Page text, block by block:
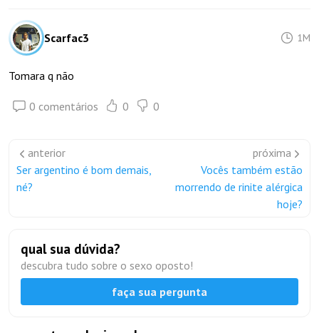
Scarfac3 1M
Tomara q não
0 comentários 0 0
anterior
Ser argentino é bom demais,
né?
próxima
Vocês também estão
morrendo de rinite alérgica
hoje?
qual sua dúvida?
descubra tudo sobre o sexo oposto!
faça sua pergunta